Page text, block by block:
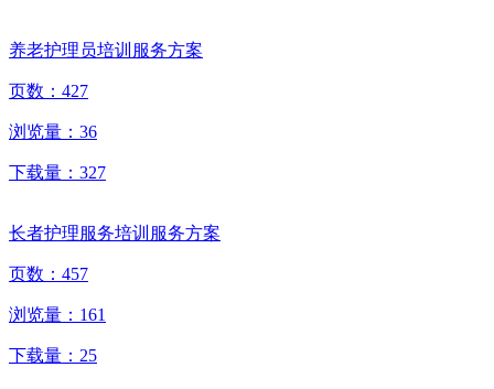
养老护理员培训服务方案
页数： 427
浏览量： 36
下载量： 327
长者护理服务培训服务方案
页数： 457
浏览量： 161
下载量： 25